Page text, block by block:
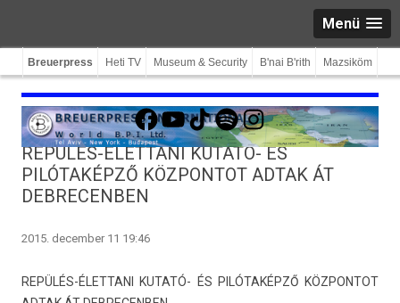
Menü
Breuerpress Heti TV Museum & Security B'nai B'rith Mazsiköm
Facebook
YouTube
TikTokSpotifyInstagram
REPÜLÉS-ÉLETTANI KUTATÓ- ÉS
PILÓTAKÉPZŐ KÖZPONTOT ADTAK ÁT
DEBRECENBEN
2015. december 11 19:46
REPÜLÉS-ÉLETTANI KUTATÓ- ÉS PILÓTAKÉPZŐ KÖZ­PONTOT